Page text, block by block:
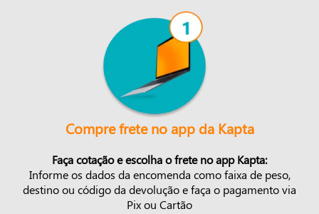
Compre frete no app da Kapta
Faça cotação e escolha o frete no app Kapta:
Informe os dados da encomenda como faixa de peso,
destino ou código da devolução e faça o pagamento via
Pix ou Cartão